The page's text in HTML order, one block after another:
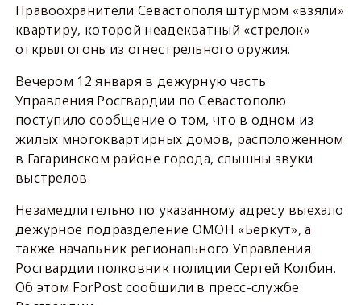
Правоохранители Севастополя штурмом «взяли»
квартиру, которой неадекватный «стрелок»
открыл огонь из огнестрельного оружия.
Вечером 12 января в дежурную часть
Управления Росгвардии по Севастополю
поступило сообщение о том, что в одном из
жилых многоквартирных домов, расположенном
в Гагаринском районе города, слышны звуки
выстрелов.
Незамедлительно по указанному адресу выехало
дежурное подразделение ОМОН «Беркут», а
также начальник регионального Управления
Росгвардии полковник полиции Сергей Колбин.
Об этом ForPost сообщили в пресс-службе